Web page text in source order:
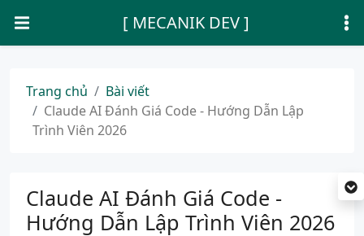
[ MECANIK DEV ]
Trang chủ
Bài viết
Claude AI Đánh Giá Code - Hướng Dẫn Lập
Trình Viên 2026
Claude AI Đánh Giá Code -
Hướng Dẫn Lập Trình Viên 2026